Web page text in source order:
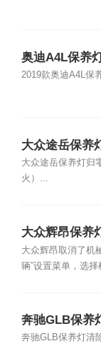
奥迪A4L保养
复位清零方法
2019款奥迪A4L保
大众途岳保养
灯复位清零方
大众途岳保养灯归
火）...
大众辉昂保养
灯复位清零方
大众辉昂取消了机
辆”设置菜单，选择
奔驰GLB保养
灯复位清零方
奔驰GLB保养灯清